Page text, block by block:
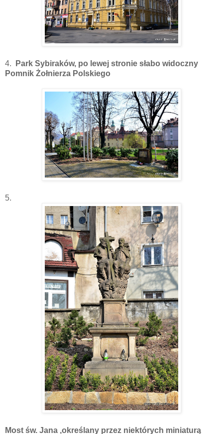
4.
Park Sybiraków, po lewej stronie słabo widoczny
Pomnik Żołnierza Polskiego
5.
Most św. Jana ,określany przez niektórych miniaturą